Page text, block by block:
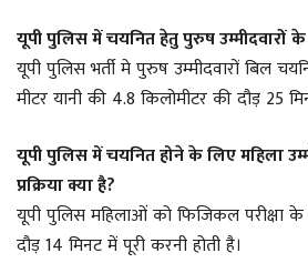
यूपी पुलिस में चयनित हेतु पुरुष उम्मीदवारों के
यूपी पुलिस भर्ती मे पुरुष उम्मीदवारों बिल
मीटर यानी की 4.8 किलोमीटर की दौड़ 25
यूपी पुलिस में चयनित होने के लिए महिला
प्रक्रिया क्या है?
यूपी पुलिस महिलाओं को फिजिकल परीक्षा के
दौड़ 14 मिनट में पूरी करनी होती है।